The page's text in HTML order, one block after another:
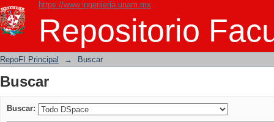
https://www.ingenieria.unam.mx
Repositorio
Buscar
RepoFI Principal → Buscar
Buscar
Buscar: